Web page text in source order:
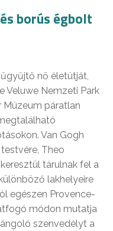
borús égbolt
nő életútját,
Veluwe Nemzeti Park
páratlan
Van Gogh
Theo
tárulnak fel a
lakhelyeire
egészen Provence-
módon mutatja
szenvedélyt a